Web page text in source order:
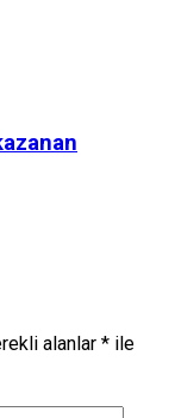
alanlar * ile